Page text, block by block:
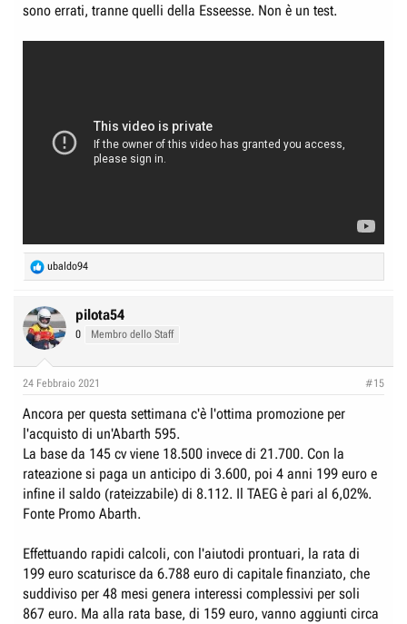
sono errati, tranne quelli della Esseesse. Non è un test.
R
e
c
t
i
s
ubaldo94
pilota54
0 Membro dello Staff
24 Febbraio 2021 #15
Ancora per questa settimana c'è l'ottima promozione per
l'acquisto di un'Abarth 595.
La base da 145 cv viene 18.500 invece di 21.700. Con la
rateazione si paga un anticipo di 3.600, poi 4 anni 199 euro e
infine il saldo (rateizzabile) di 8.112. Il TAEG è pari al 6,02%.
Fonte Promo Abarth.
Effettuando rapidi calcoli, con l'aiutodi prontuari, la rata di
199 euro scaturisce da 6.788 euro di capitale finanziato, che
suddiviso per 48 mesi genera interessi complessivi per soli
867 euro. Ma alla rata base, di 159 euro, vanno aggiunti circa